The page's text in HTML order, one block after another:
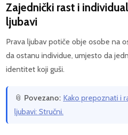
Zajednički rast i
ljubavi
Prava ljubav potiče obje osobe na
da ostanu individue, umjesto da
identitet koji guši.
📎 Povezano: Kako prepoznati i
ljubavi: Stručni.